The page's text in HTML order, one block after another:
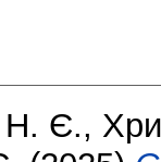
Н. Є.,